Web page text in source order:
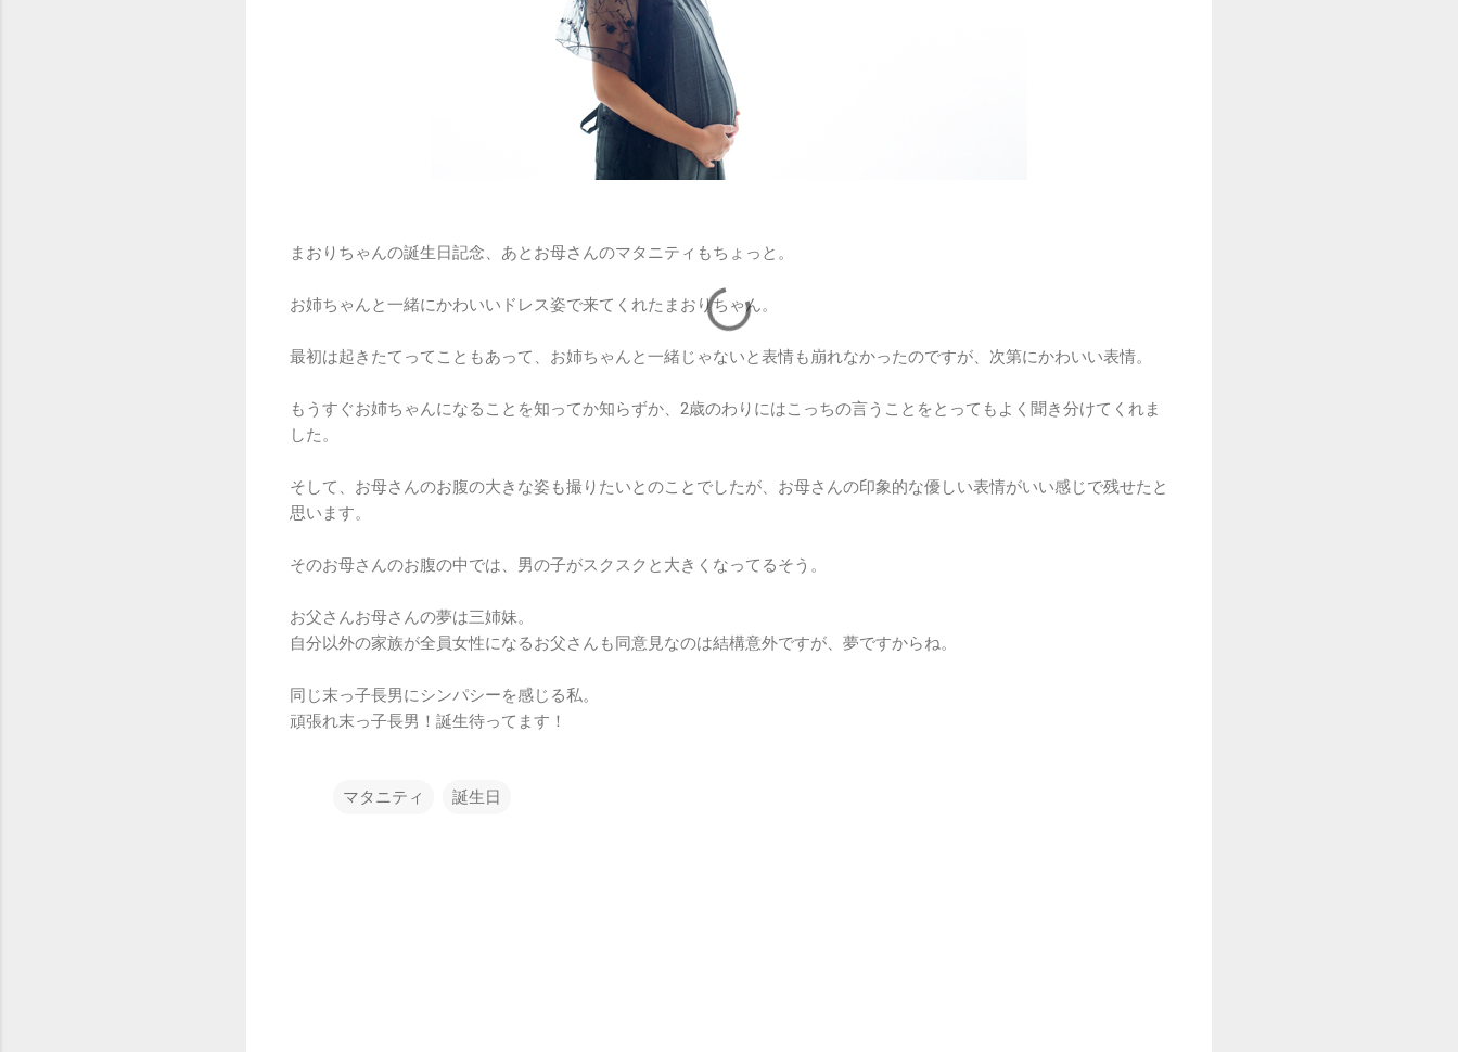
まおりちゃんの誕生日記念、あとお母さんのマタニティもちょっと。
お姉ちゃんと一緒にかわいいドレス姿で来てくれたまおりちゃん。
最初は起きたてってこともあって、お姉ちゃんと一緒じゃないと表情も崩れなかったのですが、次第にかわいい表情。
もうすぐお姉ちゃんになることを知ってか知らずか、2歳のわりにはこっちの言うことをとってもよく聞き分けてくれま
した。
そして、お母さんのお腹の大きな姿も撮りたいとのことでしたが、お母さんの印象的な優しい表情がいい感じで残せたと
思います。
そのお母さんのお腹の中では、男の子がスクスクと大きくなってるそう。
お父さんお母さんの夢は三姉妹。
自分以外の家族が全員女性になるお父さんも同意見なのは結構意外ですが、夢ですからね。
同じ末っ子長男にシンパシーを感じる私。
頑張れ末っ子長男！誕生待ってます！
マタニティ 誕生日